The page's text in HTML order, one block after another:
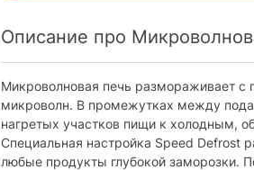
Оснащение
Наличие дисплея:
Диаметр поворотного стола:
Гриль
Описание про
Микроволновая печь размораживает с
микроволн. В промежутках между
нагретых участков пищи к холодным,
Специальная настройка Speed Defrost
любые продукты глубокой заморозки.